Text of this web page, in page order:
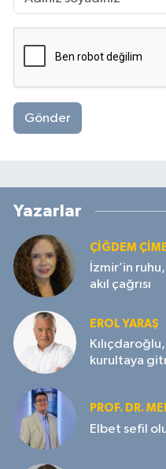
Gönder
Yazarlar
ÇIĞDEM
İzmir’in
akıl çağrısı
EROL YARAŞ
kurultaya
PROF. DR.
Elbet sefil